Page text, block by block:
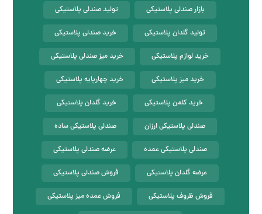
بازار صندلی پلاستیکی تولید صندلی پلاستیکی
تولید گلدان پلاستیکی خرید صندلی پلاستیکی
خرید لوازم پلاستیکی خرید میز صندلی پلاستیکی
خرید میز پلاستیکی خرید چهارپایه پلاستیکی
خرید کلمن پلاستیکی خرید گلدان پلاستیکی
صندلی پلاستیکی ارزان صندلی پلاستیکی ساده
صندلی پلاستیکی عمده عرضه صندلی پلاستیکی
عرضه گلدان پلاستیکی فروش صندلی پلاستیکی
فروش ظروف پلاستیکی فروش عمده میز پلاستیکی